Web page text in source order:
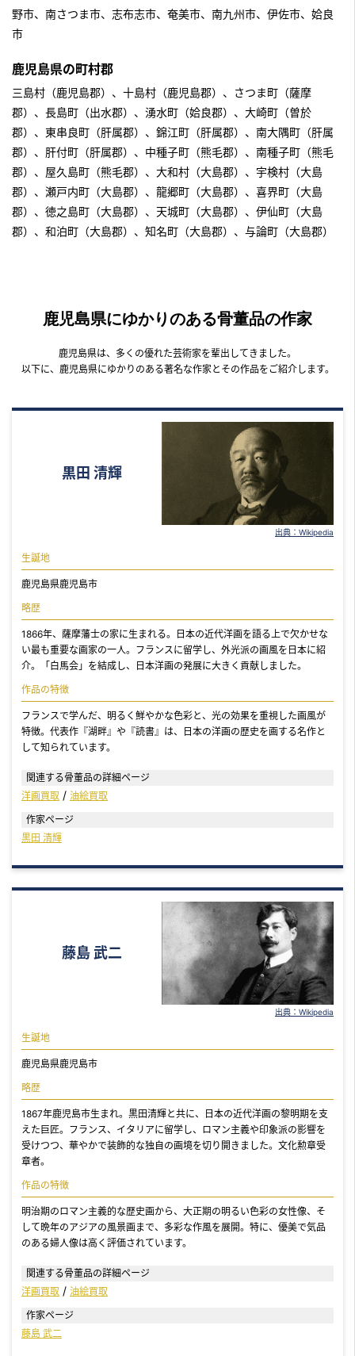
野市、南さつま市、志布志市、奄美市、南九州市、伊佐市、姶良
市
鹿児島県の町村郡
三島村（鹿児島郡）、十島村（鹿児島郡）、さつま町（薩摩
郡）、長島町（出水郡）、湧水町（姶良郡）、大崎町（曽於
郡）、東串良町（肝属郡）、錦江町（肝属郡）、南大隅町（肝属
郡）、肝付町（肝属郡）、中種子町（熊毛郡）、南種子町（熊毛
郡）、屋久島町（熊毛郡）、大和村（大島郡）、宇検村（大島
郡）、瀬戸内町（大島郡）、龍郷町（大島郡）、喜界町（大島
郡）、徳之島町（大島郡）、天城町（大島郡）、伊仙町（大島
郡）、和泊町（大島郡）、知名町（大島郡）、与論町（大島郡）
鹿児島県にゆかりのある骨董品の作家
鹿児島県は、多くの優れた芸術家を輩出してきました。
以下に、鹿児島県にゆかりのある著名な作家とその作品をご紹介します。
黒田 清輝
出典：Wikipedia
生誕地
鹿児島県鹿児島市
略歴
1866年、薩摩藩士の家に生まれる。日本の近代洋画を語る上で欠かせな
い最も重要な画家の一人。フランスに留学し、外光派の画風を日本に紹
介。「白馬会」を結成し、日本洋画の発展に大きく貢献しました。
作品の特徴
フランスで学んだ、明るく鮮やかな色彩と、光の効果を重視した画風が
特徴。代表作『湖畔』や『読書』は、日本の洋画の歴史を画する名作と
して知られています。
関連する骨董品の詳細ページ
洋画買取
油絵買取
作家ページ
黒田 清輝
藤島 武二
出典：Wikipedia
生誕地
鹿児島県鹿児島市
略歴
1867年鹿児島市生まれ。黒田清輝と共に、日本の近代洋画の黎明期を支
えた巨匠。フランス、イタリアに留学し、ロマン主義や印象派の影響を
受けつつ、華やかで装飾的な独自の画境を切り開きました。文化勲章受
章者。
作品の特徴
明治期のロマン主義的な歴史画から、大正期の明るい色彩の女性像、そ
して晩年のアジアの風景画まで、多彩な作風を展開。特に、優美で気品
のある婦人像は高く評価されています。
関連する骨董品の詳細ページ
洋画買取
油絵買取
作家ページ
藤島 武二